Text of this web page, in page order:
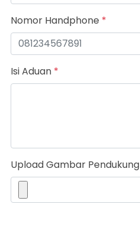
Nomor Handphone *
Isi Aduan *
Upload Gambar